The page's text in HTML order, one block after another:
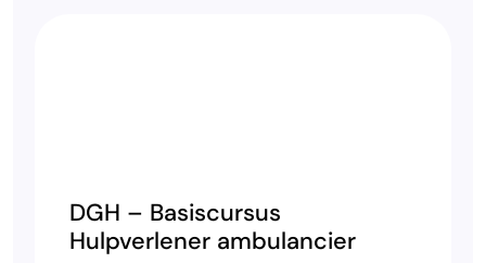
DGH – Basiscursus
Hulpverlener ambulancier